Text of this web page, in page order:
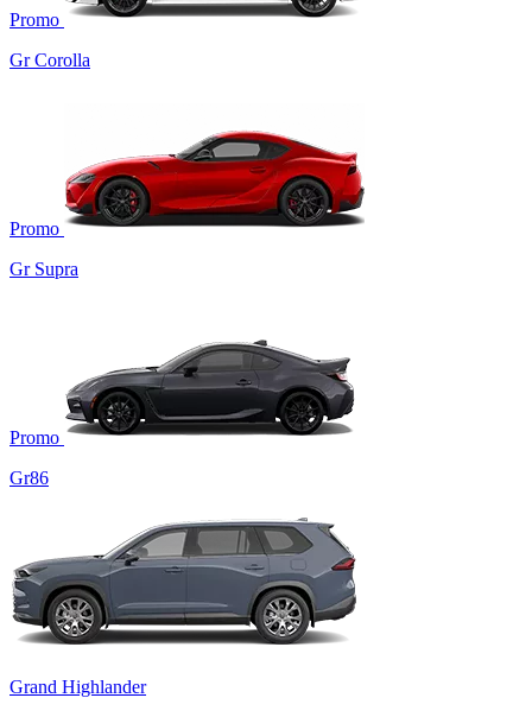
Promo
Gr Corolla
Promo
Gr Supra
Promo
Gr86
Grand Highlander